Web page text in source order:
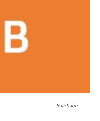
Saarbahn